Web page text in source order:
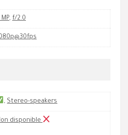
, f/2.0
,Stereo-speakers
disponible